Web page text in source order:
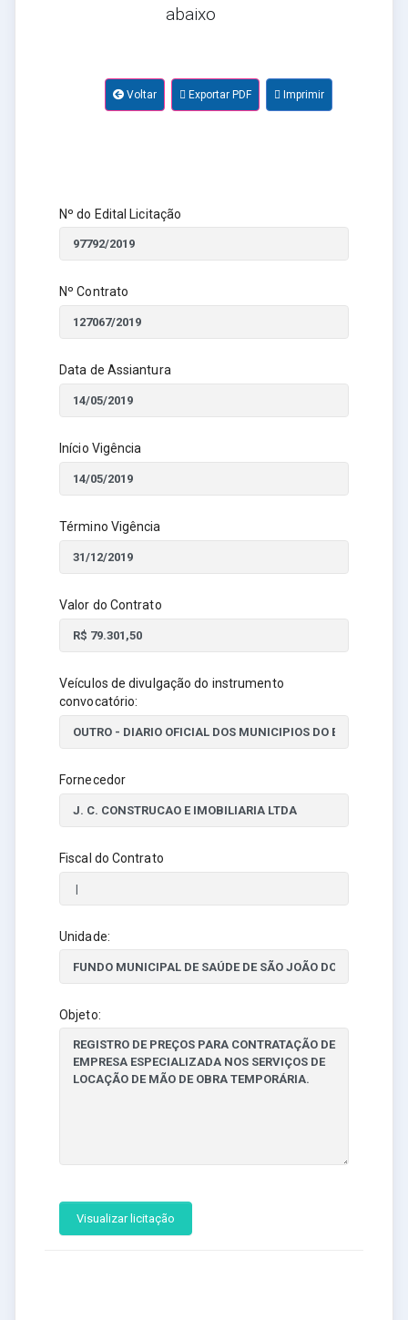
abaixo
Voltar Exportar PDF Imprimir
Nº do Edital Licitação
Nº Contrato
Data de Assiantura
Início Vigência
Término Vigência
Valor do Contrato
Veículos de divulgação do instrumento
convocatório:
Fornecedor
Fiscal do Contrato
Unidade:
Objeto:
Visualizar licitação